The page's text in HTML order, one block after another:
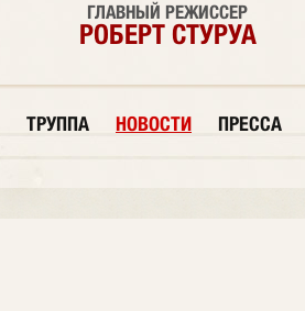
ГЛАВНЫЙ РЕЖИССЕР
РОБЕРТ СТУРУА
ТРУППА НОВОСТИ ПРЕССА